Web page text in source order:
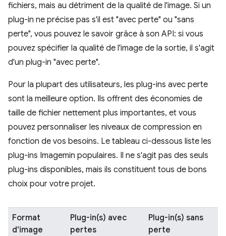
fichiers, mais au détriment de la qualité de l'image. Si un
plug-in ne précise pas s'il est "avec perte" ou "sans
perte", vous pouvez le savoir grâce à son API: si vous
pouvez spécifier la qualité de l'image de la sortie, il s'agit
d'un plug-in "avec perte".
Pour la plupart des utilisateurs, les plug-ins avec perte
sont la meilleure option. Ils offrent des économies de
taille de fichier nettement plus importantes, et vous
pouvez personnaliser les niveaux de compression en
fonction de vos besoins. Le tableau ci-dessous liste les
plug-ins Imagemin populaires. Il ne s'agit pas des seuls
plug-ins disponibles, mais ils constituent tous de bons
choix pour votre projet.
Format
d'image
Plug-in(s) avec
pertes
Plug-in(s) sans
perte